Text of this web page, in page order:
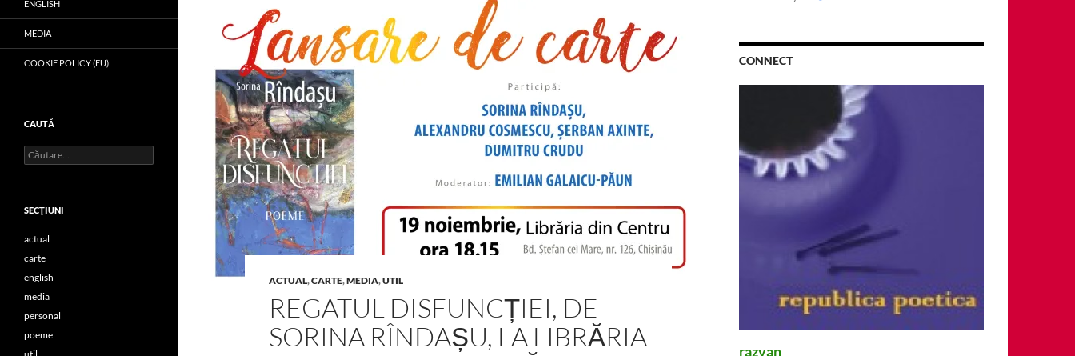
ACTUAL,CARTE,MEDIA,UTIL
REGATUL DISFUNCȚIEI, DE
SORINA RÎNDAȘU, LA LIBRĂRIA
CONNECT
razvan
ENGLISH
MEDIA
COOKIE POLICY (EU)
CAUTĂ
Caută
după:
SECŢIUNI
actual
carte
english
media
personal
poeme